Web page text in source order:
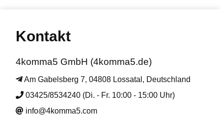
Kontakt
4komma5 GmbH (4komma5.de)
Am Gabelsberg 7, 04808 Lossatal, Deutschland
03425/8534240 (Di. - Fr. 10:00 - 15:00 Uhr)
info@4komma5.com